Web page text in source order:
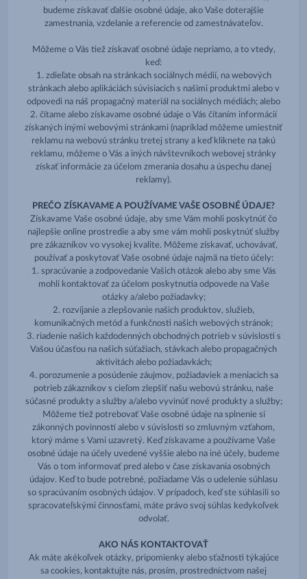
budeme získavať ďalšie osobné údaje, ako Vaše doterajšie
zamestnania, vzdelanie a referencie od zamestnávateľov.
Môžeme o Vás tiež získavať osobné údaje nepriamo, a to vtedy,
keď:
1. zdieľate obsah na stránkach sociálnych médií, na webových
stránkach alebo aplikáciách súvisiacich s našimi produktmi alebo v
odpovedi na náš propagačný materiál na sociálnych médiách; alebo
2. čítame alebo získavame osobné údaje o Vás čítaním informácií
získaných inými webovými stránkami (napríklad môžeme umiestniť
reklamu na webovú stránku tretej strany a keď kliknete na takú
reklamu, môžeme o Vás a iných návštevníkoch webovej stránky
získať informácie za účelom zmerania dosahu a úspechu danej
reklamy).
PREČO ZÍSKAVAME A POUŽÍVAME VAŠE OSOBNÉ ÚDAJE?
Získavame Vaše osobné údaje, aby sme Vám mohli poskytnúť čo
najlepšie online prostredie a aby sme vám mohli poskytnúť služby
pre zákazníkov vo vysokej kvalite. Môžeme získavať, uchovávať,
používať a poskytovať Vaše osobné údaje najmä na tieto účely:
1. spracúvanie a zodpovedanie Vašich otázok alebo aby sme Vás
mohli kontaktovať za účelom poskytnutia odpovede na Vaše
otázky a/alebo požiadavky;
2. rozvíjanie a zlepšovanie našich produktov, služieb,
komunikačných metód a funkčnosti našich webových stránok;
3. riadenie našich každodenných obchodných potrieb v súvislosti s
Vašou účasťou na našich súťažiach, stávkach alebo propagačných
aktivitách alebo požiadavkách;
4. porozumenie a posúdenie záujmov, požiadaviek a meniacich sa
potrieb zákazníkov s cieľom zlepšiť našu webovú stránku, naše
súčasné produkty a služby a/alebo vyvinúť nové produkty a služby;
Môžeme tiež potrebovať Vaše osobné údaje na splnenie si
zákonných povinností alebo v súvislosti so zmluvným vzťahom,
ktorý máme s Vami uzavretý. Keď získavame a používame Vaše
osobné údaje na účely uvedené vyššie alebo na iné účely, budeme
Vás o tom informovať pred alebo v čase získavania osobných
údajov. Keď to bude potrebné, požiadame Vás o udelenie súhlasu
so spracúvaním osobných údajov. V prípadoch, keď ste súhlasili so
spracovateľskými činnosťami, máte právo svoj súhlas kedykoľvek
odvolať.
AKO NÁS KONTAKTOVAŤ
Ak máte akékoľvek otázky, pripomienky alebo sťažnosti týkajúce
sa cookies, kontaktujte nás, prosím, prostredníctvom našej